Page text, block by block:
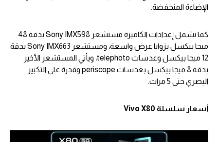
الإضاءة المنخفضة.
كما تشمل إعدادات الكاميرة مستشعر Sony IMX598 بدقة 48
ميجا بيكسل بزوايا عرض واسعة، ومستشعر Sony IMX663 بدقة
12 ميجا بيكسل وعدسات telephoto، ويأتي المستشعر الأخير
بدقة 8 ميجا بيكسل بعدسات periscope وقدرة على التكبير
البصري حتى 5 مرات.
أسعار سلسلة Vivo X80